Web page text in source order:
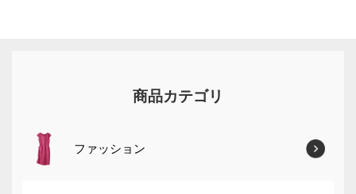
商品カテゴリ
ファッション